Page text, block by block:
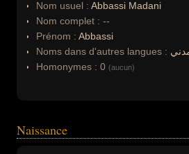
Nom usuel : Abbassi Madani
Nom complet : --
Prénom : Abbassi
Noms dans d'autres langues :
Homonymes : 0 (aucun)
Naissance